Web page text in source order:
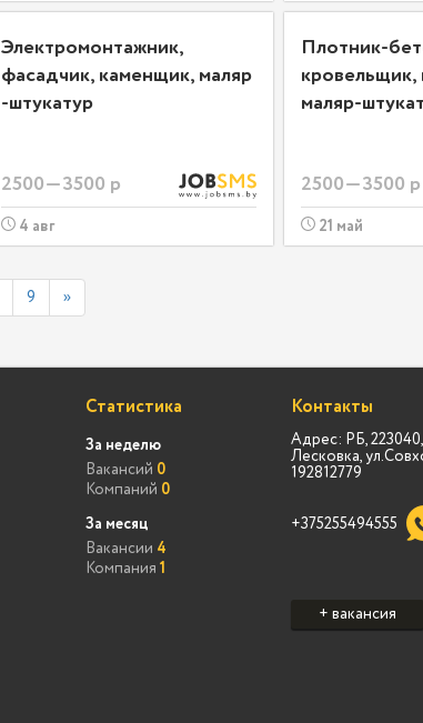
Электромонтажник,
фасадчик, каменщик, маляр
-штукатур
2500—3500 р
4 авг
Плотник-
кровельщик,
маляр-
2500—3500 р
21 май
9 »
Статистика
За неделю
Вакансий 0
Компаний 0
За месяц
Вакансии 4
Компания 1
Контакты
Адрес: РБ,
Лесковка,
192812779
+375255494555
+ вакансия